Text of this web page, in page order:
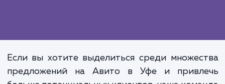
Эффективное продвижение на
это не одноразовая акция, а